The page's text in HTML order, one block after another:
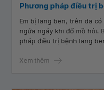
Phương pháp điều trị
Em bị lang ben, trên da
ngứa ngáy khi đổ mồ hôi.
pháp điều trị bệnh lang
Xem thêm